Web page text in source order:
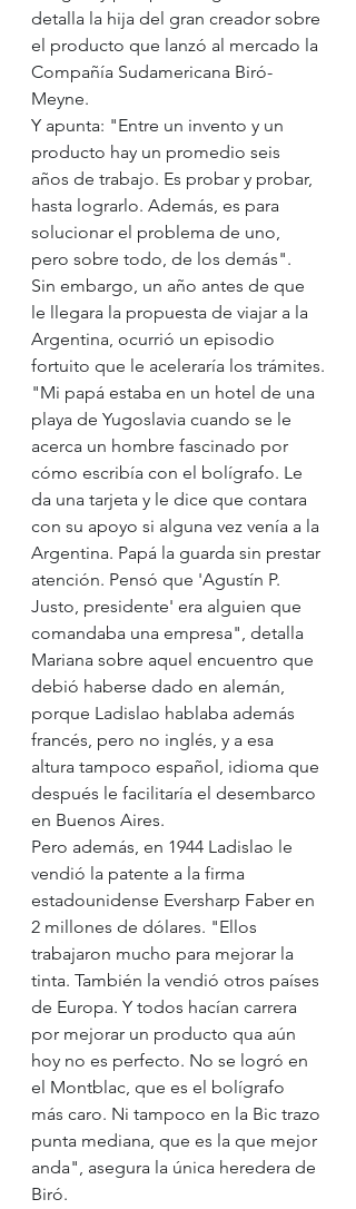
detalla la hija del gran creador sobre
el producto que lanzó al mercado la
Compañía Sudamericana Biró-
Meyne.
Y apunta: "Entre un invento y un
producto hay un promedio seis
años de trabajo. Es probar y probar,
hasta lograrlo. Además, es para
solucionar el problema de uno,
pero sobre todo, de los demás".
Sin embargo, un año antes de que
le llegara la propuesta de viajar a la
Argentina, ocurrió un episodio
fortuito que le aceleraría los trámites.
"Mi papá estaba en un hotel de una
playa de Yugoslavia cuando se le
acerca un hombre fascinado por
cómo escribía con el bolígrafo. Le
da una tarjeta y le dice que contara
con su apoyo si alguna vez venía a la
Argentina. Papá la guarda sin prestar
atención. Pensó que 'Agustín P.
Justo, presidente' era alguien que
comandaba una empresa", detalla
Mariana sobre aquel encuentro que
debió haberse dado en alemán,
porque Ladislao hablaba además
francés, pero no inglés, y a esa
altura tampoco español, idioma que
después le facilitaría el desembarco
en Buenos Aires.
Pero además, en 1944 Ladislao le
vendió la patente a la firma
estadounidense Eversharp Faber en
2 millones de dólares. "Ellos
trabajaron mucho para mejorar la
tinta. También la vendió otros países
de Europa. Y todos hacían carrera
por mejorar un producto qua aún
hoy no es perfecto. No se logró en
el Montblac, que es el bolígrafo
más caro. Ni tampoco en la Bic trazo
punta mediana, que es la que mejor
anda", asegura la única heredera de
Biró.